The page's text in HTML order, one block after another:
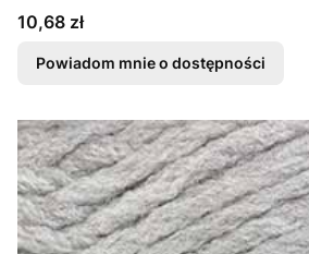
Cena
10,68 zł
Powiadom mnie o dostępności